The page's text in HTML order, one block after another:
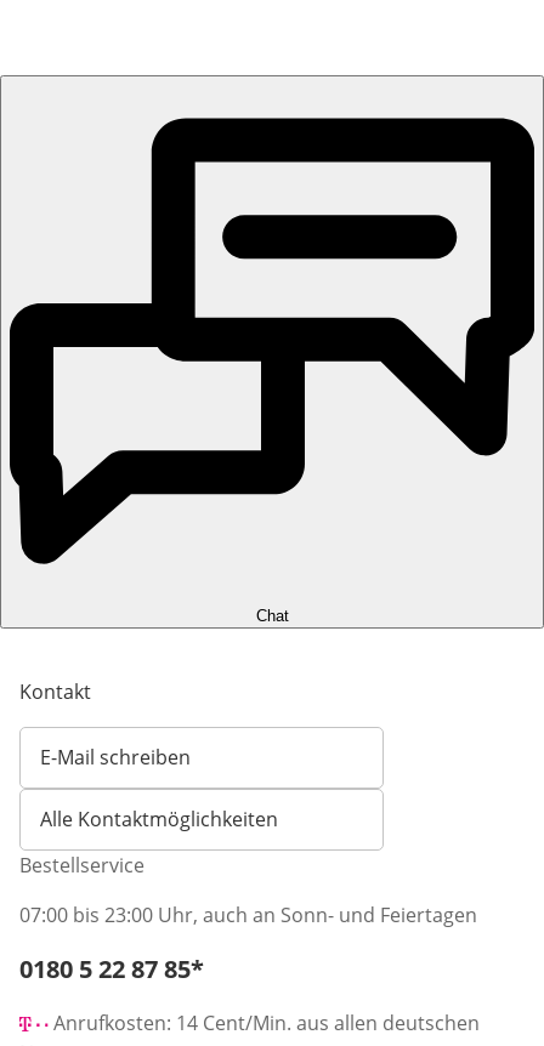
Chat
Kontakt
E-Mail schreiben
Öffnet E-Mail-Client
Alle Kontaktmöglichkeiten
Bestellservice
07:00 bis 23:00 Uhr, auch an Sonn- und Feiertagen
Telefonnummer:
0180 5 22 87 85*
Anrufkosten: 14 Cent/Min. aus allen deutschen